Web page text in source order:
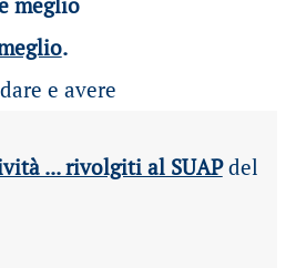
.
e avere
... rivolgiti al SUAPdel